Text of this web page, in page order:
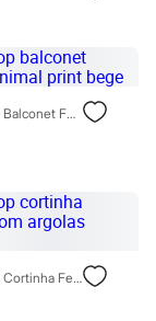
Biquíni Top Balconet Feminino Animal Print Bege
Biquíni Top Cortinha Feminino Com Argolas Marrom